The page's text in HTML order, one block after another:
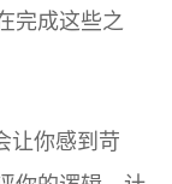
完成这些之
让你感到苛